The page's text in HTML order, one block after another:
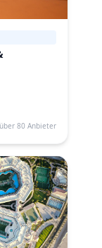
über 80 Anbieter